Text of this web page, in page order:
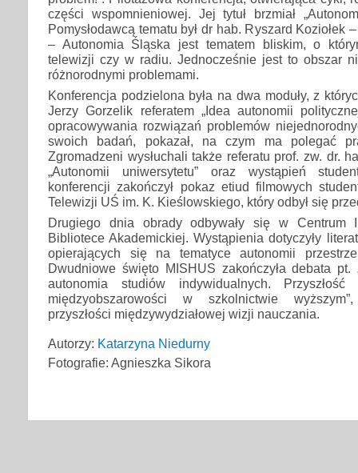
części wspomnieniowej. Jej tytuł brzmiał
Pomysłodawcą tematu był dr hab. Ryszard Koziołek
– Autonomia Śląska jest tematem bliskim, o
telewizji czy w radiu. Jednocześnie jest to obszar
różnorodnymi problemami.
Konferencja podzielona była na dwa moduły, z
Jerzy Gorzelik referatem „Idea autonomii
opracowywania rozwiązań problemów
swoich badań, pokazał, na czym ma polegać
Zgromadzeni wysłuchali także referatu prof. zw. dr.
„Autonomii uniwersytetu” oraz wystąpień
konferencji zakończył pokaz etiud filmowych
Telewizji UŚ im. K. Kieślowskiego, który odbył się
Drugiego dnia obrady odbywały się w Centrum
Bibliotece Akademickiej. Wystąpienia dotyczyły
opierających się na tematyce autonomii
Dwudniowe święto MISHUS zakończyła debata pt.
autonomia studiów indywidualnych. Przyszłość
międzyobszarowości w szkolnictwie
przyszłości międzywydziałowej wizji nauczania.
Autorzy: Katarzyna Niedurny
Fotografie: Agnieszka Sikora